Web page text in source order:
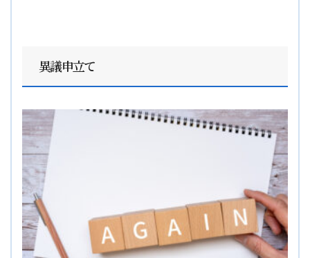
異議申立て